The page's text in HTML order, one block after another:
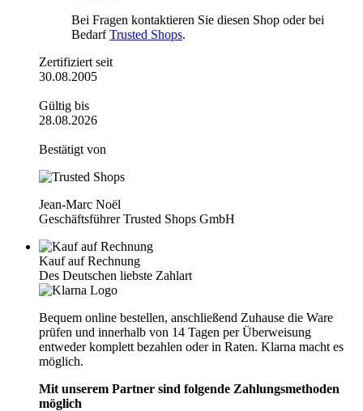
Bei Fragen kontaktieren Sie diesen Shop oder bei
BedarfTrusted Shops.
Zertifiziert seit
30.08.2005
Gültig bis
28.08.2026
Bestätigt von
Jean-Marc Noël
Geschäftsführer Trusted Shops GmbH
Kauf auf Rechnung
Des Deutschen liebste Zahlart
Bequem online bestellen, anschließend Zuhause die Ware
prüfen und innerhalb von 14 Tagen per Überweisung
entweder komplett bezahlen oder in Raten. Klarna macht es
möglich.
Mit unserem Partner sind folgende Zahlungsmethoden
möglich